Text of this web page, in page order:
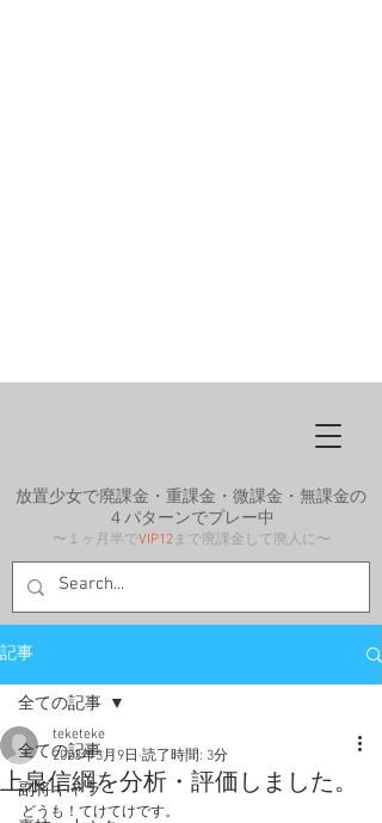
放置少女で廃課金・重課金・微課金・無課金の
４パターンでプレー中
〜１ヶ月半でVIP12まで廃課金して廃人に〜
記事
全ての記事
副将キャラ
全ての記事
上泉信綱を分析・評価しました。
teketeke
2023年3月9日 読了時間: 3分
どうも！てけてけです。